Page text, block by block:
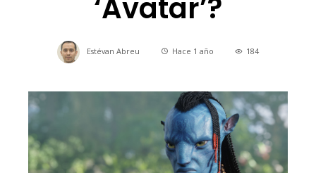
‘Avatar’?
Estévan Abreu Hace 1 año 184